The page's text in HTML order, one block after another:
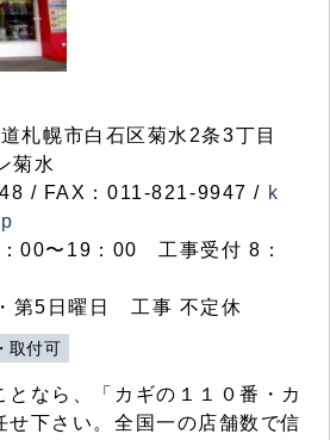
幌市白石区菊水2条3丁目
菊水
/ FAX：011-821-9947 / k
00〜19：00 工事受付 8：
第5日曜日 工事 不定休
取付可
となら、「カギの１１０番・カ
せ下さい。全国一の店舗数で信